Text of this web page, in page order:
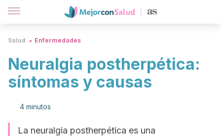
Salud Enfermedades
Neuralgia postherpética:
síntomas y causas
4 minutos
La neuralgia postherpética es una